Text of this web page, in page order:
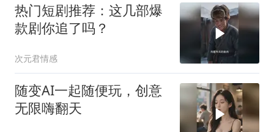
热门短剧推荐：这几部爆
款剧你追了吗？
次元君情感
随变AI一起随便玩，创意
无限嗨翻天